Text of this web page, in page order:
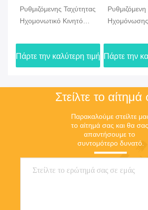
κινητό τοίχο διαχωρισμού
Ενεργοποιήσιμος τοίχος διαχωρισμού